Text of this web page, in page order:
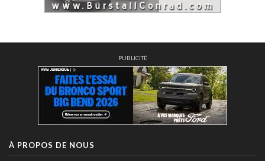
PUBLICITÉ
À PROPOS DE NOUS